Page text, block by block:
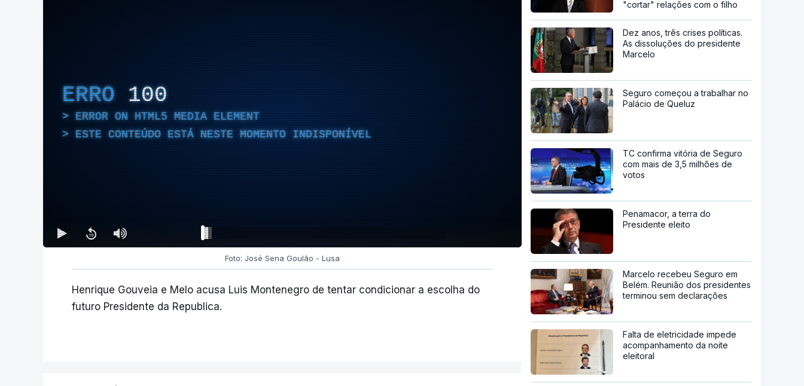
ERRO 100
ERROR ON HTML5 MEDIA ELEMENT
ESTE CONTEÚDO ESTÁ NESTE MOMENTO INDISPONÍVEL
Foto: José Sena Goulão - Lusa
Henrique Gouveia e Melo acusa Luis Montenegro de tentar condicionar a escolha do
futuro Presidente da Republica.
"cortar" relações com o filho
Dez anos, três crises políticas.
As dissoluções do presidente
Marcelo
Seguro começou a trabalhar no
Palácio de Queluz
TC confirma vitória de Seguro
com mais de 3,5 milhões de
votos
Penamacor, a terra do
Presidente eleito
Marcelo recebeu Seguro em
Belém. Reunião dos presidentes
terminou sem declarações
Falta de eletricidade impede
acompanhamento da noite
eleitoral